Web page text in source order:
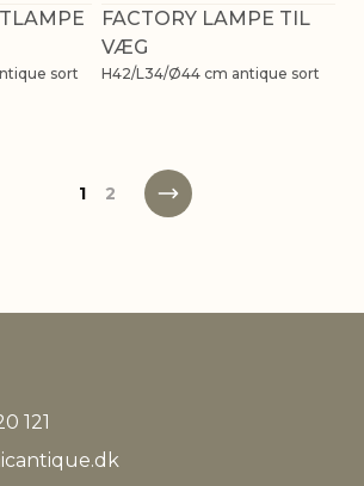
sort
FACTORY LAMPE TIL
VÆG
H42/L34/Ø44 cm antique sort
1 2
121